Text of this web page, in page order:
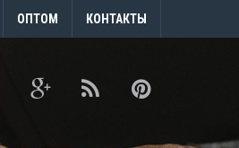
ОПТОМ КОНТАКТЫ